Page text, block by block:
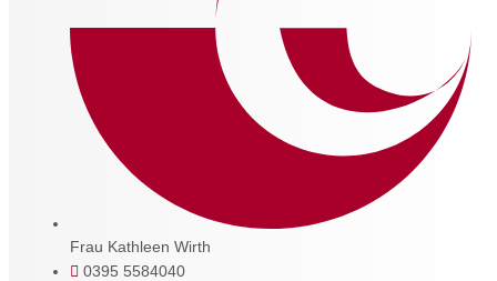
Frau Kathleen Wirth
0395 5584040